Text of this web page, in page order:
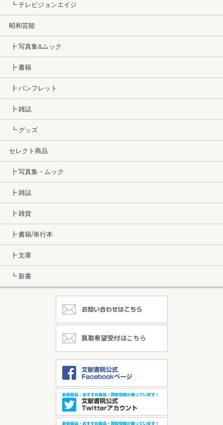
┗ テレビジョンエイジ
昭和芸能
┣ 写真集&ムック
┣ 書籍
┣ パンフレット
┣ 雑誌
┗ グッズ
セレクト商品
┣ 写真集・ムック
┣ 雑誌
┣ 雑貨
┣ 書籍/単行本
┣ 文庫
┗ 新書